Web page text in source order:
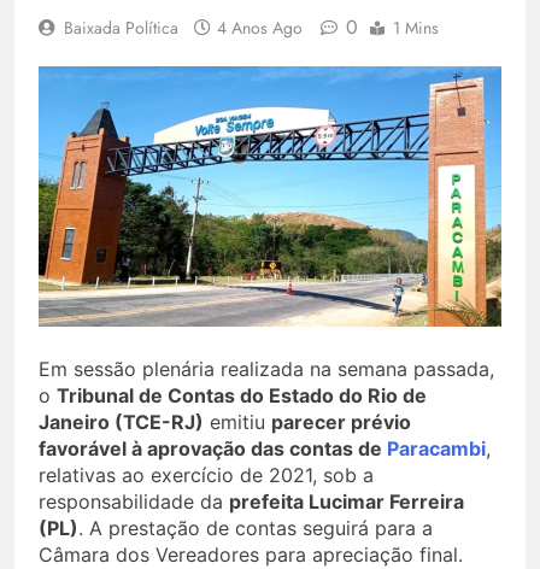
Baixada Política 4 Anos Ago 0 1 Mins
Em sessão plenária realizada na semana passada,
o Tribunal de Contas do Estado do Rio de
Janeiro (TCE-RJ) emitiu parecer prévio
favorável à aprovação das contas de Paracambi,
relativas ao exercício de 2021, sob a
responsabilidade da prefeita Lucimar Ferreira
(PL). A prestação de contas seguirá para a
Câmara dos Vereadores para apreciação final.